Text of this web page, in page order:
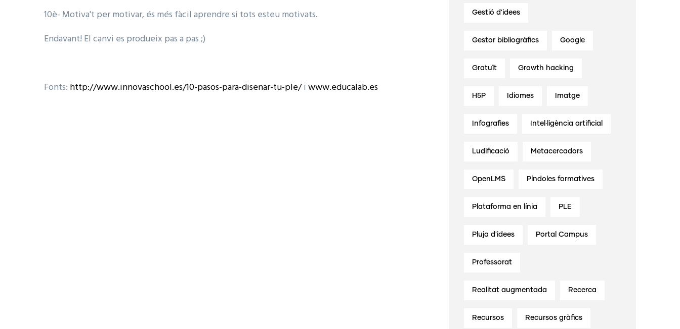
10è- Motiva't per motivar, és més fàcil aprendre si tots esteu motivats.
Endavant! El canvi es produeix pas a pas ;)
Fonts: http://www.innovaschool.es/10-pasos-para-disenar-tu-ple/i www.educalab.es
Gestió d'idees
Gestor bibliogràfics Google
Gratuït Growth hacking
H5P Idiomes Imatge
Infografies Intel·ligència artificial
Ludificació Metacercadors
OpenLMS Píndoles formatives
Plataforma en línia PLE
Pluja d'idees Portal Campus
Professorat
Realitat augmentada Recerca
Recursos Recursos gràfics